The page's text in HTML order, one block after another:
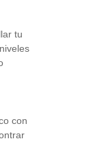
tu
con